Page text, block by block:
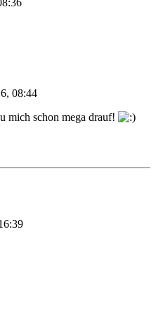
08:44
mich schon mega drauf!